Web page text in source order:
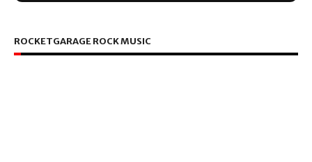
ROCKETGARAGE ROCK MUSIC